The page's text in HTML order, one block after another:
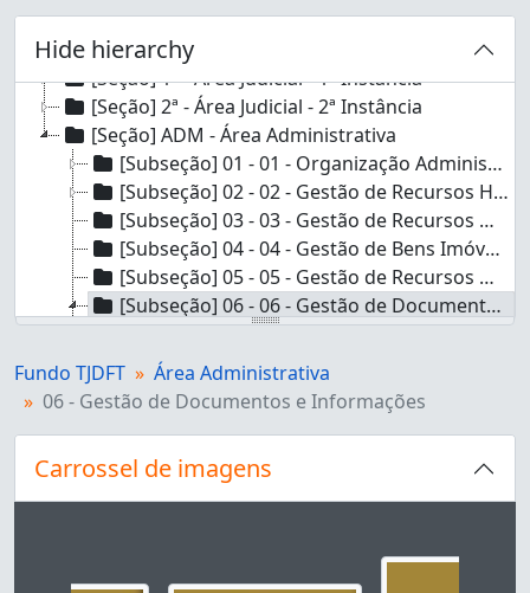
Hide hierarchy
[Fundo] TJDFT - Fundo TJDFT
[Seção] 1ª - Área Judicial - 1ª Instância
[Seção] 2ª - Área Judicial - 2ª Instância
[Seção] ADM - Área Administrativa
[Subseção] 01 - 01 - Organização Administrativa
[Subseção] 02 - 02 - Gestão de Recursos Humanos
[Subseção] 03 - 03 - Gestão de Recursos Materiais
[Subseção] 04 - 04 - Gestão de Bens Imóveis
[Subseção] 05 - 05 - Gestão de Recursos Orçamentários e Financeiros
[Subseção] 06 - 06 - Gestão de Documentos e Informações
[Séries] 02 - 02 - Controle de Documentação Bibliográfica
[Séries] 03 - 03 - Jurisprudência
[Séries] 04 - 04 - Produção Editorial
[Subseção] 07 - 07 - Gestão de Tecnologia da Informação e Comunicação
[Subseção] 08 - 08 - Administração Judiciária
Fundo TJDFT
Área Administrativa
06 - Gestão de Documentos e Informações
Carrossel de imagens